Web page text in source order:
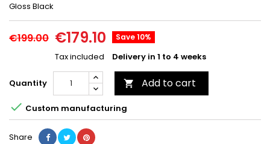
Gloss Black
€199.00 €179.10 Save 10%
Tax included Delivery in 1 to 4 weeks
Quantity  Add to cart
 Custom manufacturing
Share